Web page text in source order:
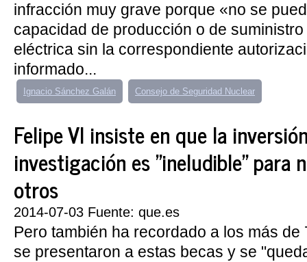
infracción muy grave porque «no se
capacidad de producción o de
eléctrica sin la correspondiente
informado...
Ignacio Sánchez Galán Consejo de Seguridad Nuclear
Felipe VI insiste en que la
investigación es "ineludible" para
otros
2014-07-03 Fuente: que.es
Pero también ha recordado a los más de
se presentaron a estas becas y se